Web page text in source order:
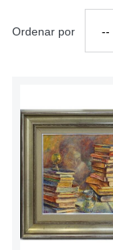
Ordenar por --